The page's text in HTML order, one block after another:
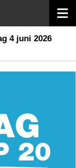
4 juni 2026